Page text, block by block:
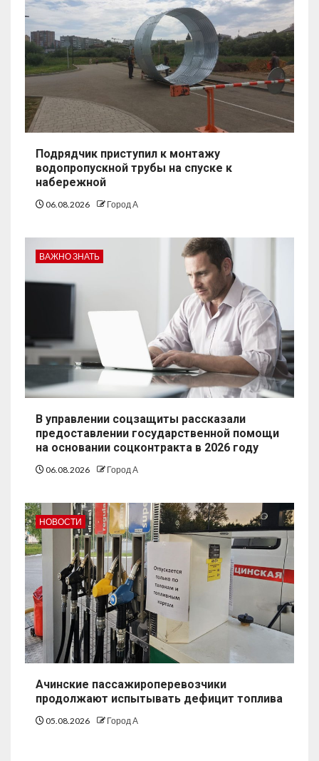
Подрядчик приступил к монтажу
водопропускной трубы на спуске к
набережной
06.08.2026 Город А
ВАЖНО ЗНАТЬ
В управлении соцзащиты рассказали
предоставлении государственной помощи
на основании соцконтракта в 2026 году
06.08.2026 Город А
НОВОСТИ
Ачинские пассажироперевозчики
продолжают испытывать дефицит топлива
05.08.2026 Город А